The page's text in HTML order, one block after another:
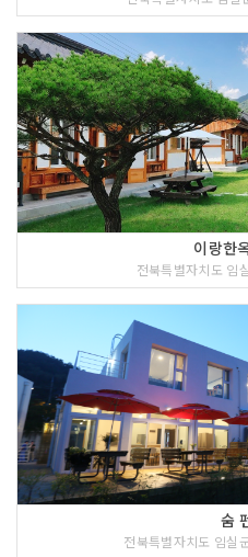
이랑한
전북특별자치도 임
숨
전북특별자치도 임실